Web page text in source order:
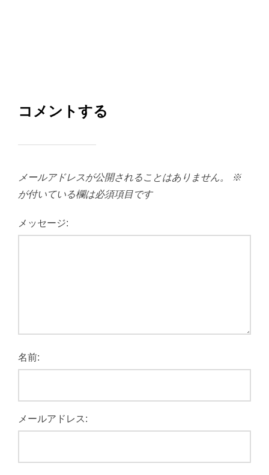
コメントする
メールアドレスが公開されることはありません。
※
が付いている欄は必須項目です
メッセージ:
名前:
メールアドレス: